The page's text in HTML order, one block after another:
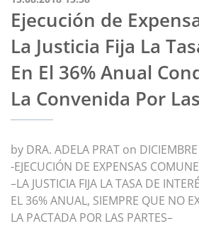
Ejecución de
La Justicia Fija La
En El 36% Anual
La Convenida Por
by DRA. ADELA PRAT on
-EJECUCIÓN DE EXPENSAS
–LA JUSTICIA FIJA LA TASA DE
EL 36% ANUAL, SIEMPRE QUE NO
LA PACTADA POR LAS PARTES–